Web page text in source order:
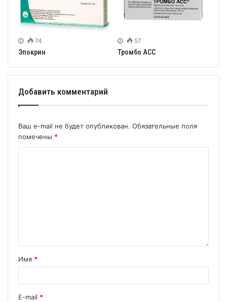
74
Эпокрин
57
Тромбо АСС
Добавить комментарий
Ваш e-mail не будет опубликован. Обязательные поля
помечены *
Имя *
E-mail *